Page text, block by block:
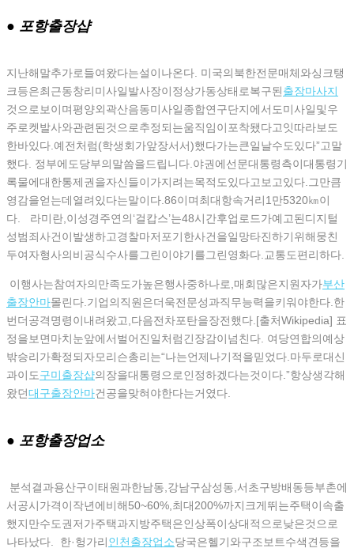
● 포항 출장샵
지난해말추가로들여왔다는설이나온다. 미국의북한전문매체와싱크탱
크등은최근동창리미사일발사장이정상가동상태로복구된출장마사지
것으로보이며평양외곽산음동미사일종합연구단지에서도미사일및우
주로켓발사와관련된것으로추정되는움직임이포착됐다고잇따라보도
한바있다.예전처럼(학생회가앞장서서)했다가는큰일날수도있다”고말
했다. 정부에도당부의말씀을드립니다.야권에선문대통령측이대통령기
록물에대한통제권을자신들이가지려는목적도있다고보고있다.그만큼
영감을얻는데열려있다는말이다.86이며최대항속거리1만5320㎞이
다. 라미란,이성경주연의‘걸캅스’는48시간후업로드가예고된디지털
성범죄사건이발생하고경찰마저포기한사건을일망타진하기위해뭉친
두여자형사의비공식수사를그린이야기를그린영화다.교통도편리하다.
이행사는참여자의만족도가높은행사중하나로,매회많은지원자가부산
출장안마몰린다.기업의직원은더욱전문성과직무능력을키워야한다.한
번더공격명령이내려왔고,다음전차포탄을장전했다.[출처Wikipedia] 표
정을보면마치눈앞에서벌어진일처럼긴장감이넘친다. 여당연합의예상
밖승리가확정되자모리슨총리는“나는언제나기적을믿었다.마두로대신
과이도구미 출장샵의장을대통령으로인정하겠다는것이다.”항상생각해
왔던대구출장안마건공을맞혀야한다는거였다.
● 포항출장업소
분석결과용산구이태원과한남동,강남구삼성동,서초구방배동등부촌에
서공시가격이작년에비해50~60%,최대200%까지크게뛰는주택이속출
했지만수도권저가주택과지방주택은인상폭이상대적으로낮은것으로
나타났다. 한·헝가리인천출장업소당국은헬기와구조보트수색견등을